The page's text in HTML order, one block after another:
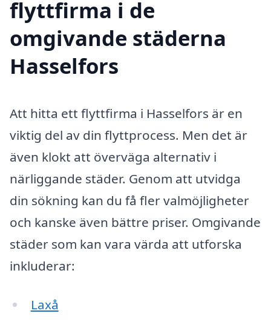
flyttfirma i de
omgivande städerna
Hasselfors
Att hitta ett flyttfirma i Hasselfors är en
viktig del av din flyttprocess. Men det är
även klokt att överväga alternativ i
närliggande städer. Genom att utvidga
din sökning kan du få fler valmöjligheter
och kanske även bättre priser. Omgivande
städer som kan vara värda att utforska
inkluderar:
Laxå